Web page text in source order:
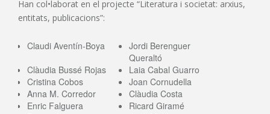
Han col•laborat en el projecte “Literatura i societat: arxius,
entitats, publicacions”:
Claudi Aventín-Boya
Jordi Berenguer
Queraltó
Clàudia Bussé Rojas
Laia Cabal Guarro
Cristina Cobos
Joan Cornudella
Anna M. Corredor
Clàudia Costa
Enric Falguera
Ricard Giramé